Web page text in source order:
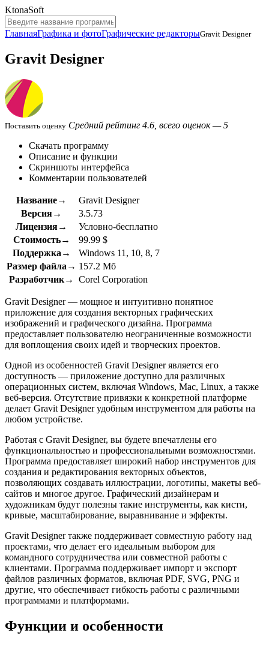
KtonaSoft
ГлавнаяГрафика и фотоГрафические редакторыGravit Designer
Gravit Designer
Поставить оценку Средний рейтинг 4.6, всего оценок — 5
Скачать программу
Описание и функции
Скриншоты интерфейса
Комментарии пользователей
Название→
Gravit Designer
Версия→
3.5.73
Лицензия→
Условно-бесплатно
Стоимость→
99.99 $
Поддержка→
Windows 11, 10, 8, 7
Размер файла→ 157.2 Мб
Разработчик→
Corel Corporation
Gravit Designer — мощное и интуитивно понятное
приложение для создания векторных графических
изображений и графического дизайна. Программа
предоставляет пользователю неограниченные возможности
для воплощения своих идей и творческих проектов.
Одной из особенностей Gravit Designer является его
доступность — приложение доступно для различных
операционных систем, включая Windows, Mac, Linux, а также
веб-версия. Отсутствие привязки к конкретной платформе
делает Gravit Designer удобным инструментом для работы на
любом устройстве.
Работая с Gravit Designer, вы будете впечатлены его
функциональностью и профессиональными возможностями.
Программа предоставляет широкий набор инструментов для
создания и редактирования векторных объектов,
позволяющих создавать иллюстрации, логотипы, макеты веб-
сайтов и многое другое. Графический дизайнерам и
художникам будут полезны такие инструменты, как кисти,
кривые, масштабирование, выравнивание и эффекты.
Gravit Designer также поддерживает совместную работу над
проектами, что делает его идеальным выбором для
командного сотрудничества или совместной работы с
клиентами. Программа поддерживает импорт и экспорт
файлов различных форматов, включая PDF, SVG, PNG и
другие, что обеспечивает гибкость работы с различными
программами и платформами.
Функции и особенности